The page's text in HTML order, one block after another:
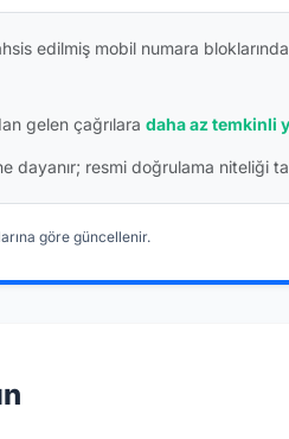
edilmiş mobil numara
gelen çağrılara daha az temkinli
dayanır; resmi doğrulama niteliği
göre güncellenir.